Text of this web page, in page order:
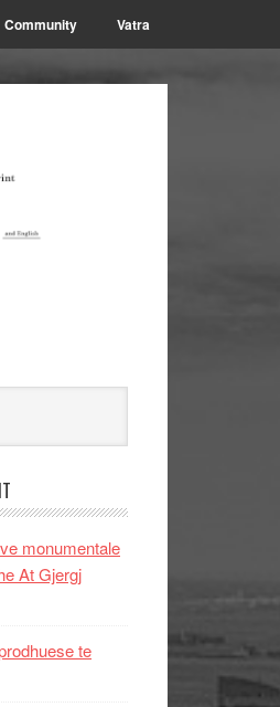
Community Vatra
monumentale
At Gjergj
te